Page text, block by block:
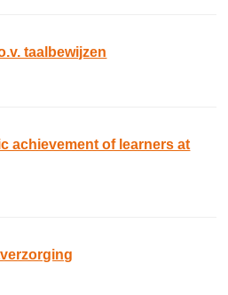
taalbewijzen
achievement of learners at